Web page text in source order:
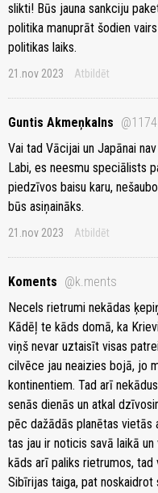
slikti! Būs jauna sankciju
politika manuprāt šodien
politikas laiks.
21.nov 2023 Atbildēt
Guntis Akmeņkalns
Vai tad Vācijai un Japānai
Labi, es neesmu speciālists
piedzīvos baisu karu,
būs asiņaināks.
21.nov 2023 Atbildēt
Kоments @k.ments
Necels rietrumi nekādas
Kādēļ te kāds domā, ka
viņš nevar uztaisīt visas
cilvēce jau neaizies bojā, jo
kontinentiem. Tad arī
senās dienās un atkal
pēc dažādās planētas vietās
tas jau ir noticis savā laikā
kāds arī paliks rietrumos,
Sibīrijas taiga, pat noskaidrot